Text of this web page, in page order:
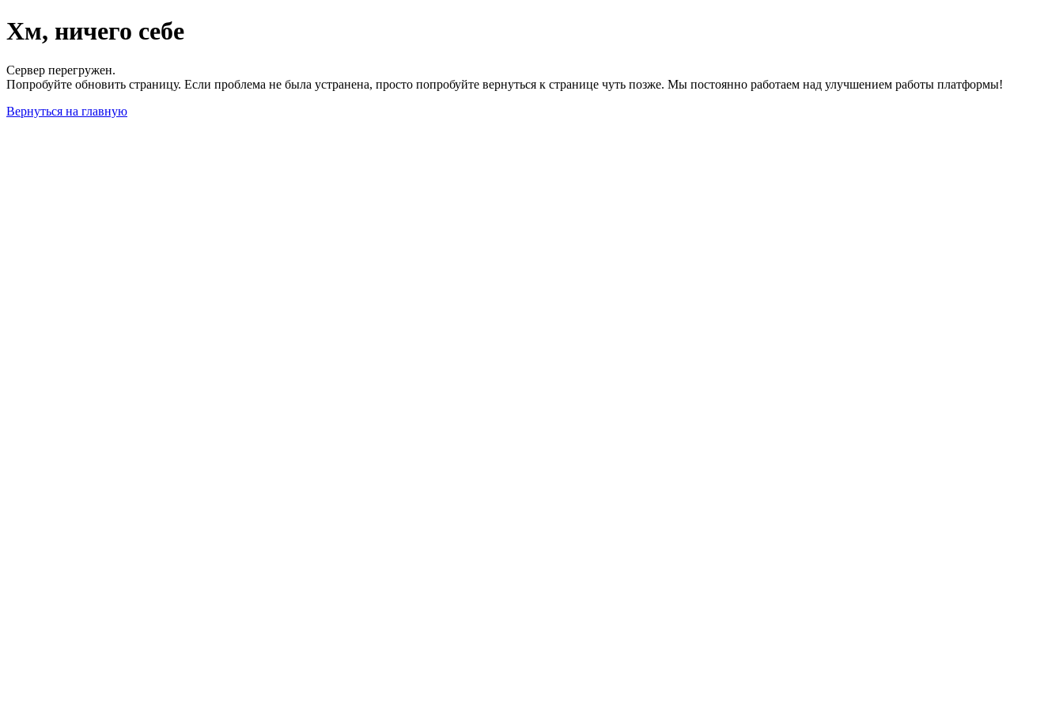
Хм, ничего себе
Сервер перегружен.
Попробуйте обновить страницу. Если проблема не была устранена, просто попробуйте вернуться к странице чуть позже. Мы постоянно работаем над улучшением работы платформы!
Вернуться на главную